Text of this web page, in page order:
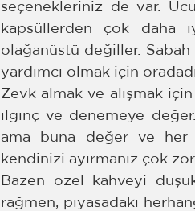
seçenekleriniz de var.
kapsüllerden çok daha
olağanüstü değiller. Sabah
yardımcı olmak için
Zevk almak ve alışmak
ilginç ve denemeye
ama buna değer ve her
kendinizi ayırmanız çok
Bazen özel kahveyi
rağmen, piyasadaki